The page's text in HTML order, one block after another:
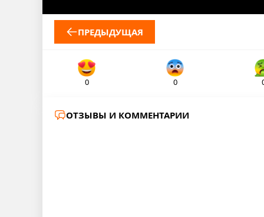
ПРЕДЫДУЩАЯ
0 0
ОТЗЫВЫ И КОММЕНТАРИИ